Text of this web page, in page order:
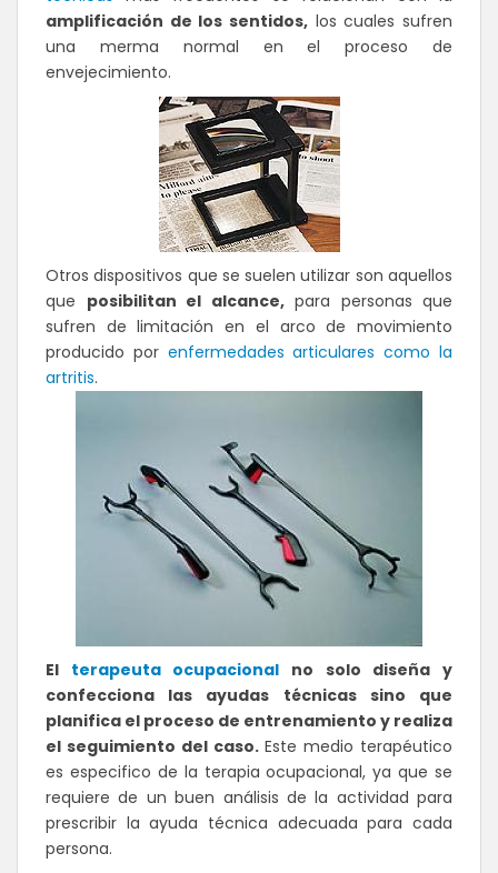
amplificación de los sentidos, los cuales sufren
una merma normal en el proceso de
envejecimiento.
Otros dispositivos que se suelen utilizar son aquellos
que posibilitan el alcance,para personas que
sufren de limitación en el arco de movimiento
producido por enfermedades articulares como la
artritis.
El terapeuta ocupacional no solo diseña y
confecciona las ayudas técnicas sino que
planifica el proceso de entrenamiento y realiza
el seguimiento del caso.Este medio terapéutico
es especifico de la terapia ocupacional, ya que se
requiere de un buen análisis de la actividad para
prescribir la ayuda técnica adecuada para cada
persona.